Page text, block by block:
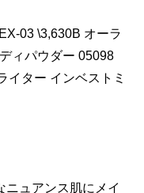
03 \3,630B オーラ
ィパウダー 05098
イター インベストミ
ニュアンス肌にメイ